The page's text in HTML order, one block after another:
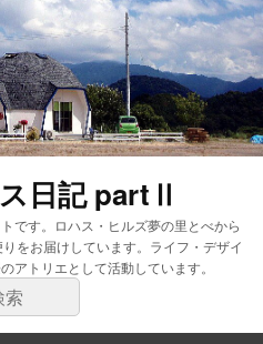
日記 partⅡ
です。ロハス・ヒルズ夢の里とべから
をお届けしています。ライフ・デザイ
アトリエとして活動しています。